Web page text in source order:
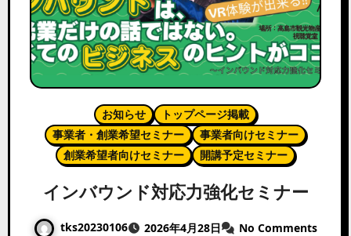
お知らせ
トップページ掲載
事業者・創業希望セミナー
事業者向けセミナー
創業希望者向けセミナー
開講予定セミナー
インバウンド対応力強化セミナー
tks20230106 2026年4月28日 No Comments